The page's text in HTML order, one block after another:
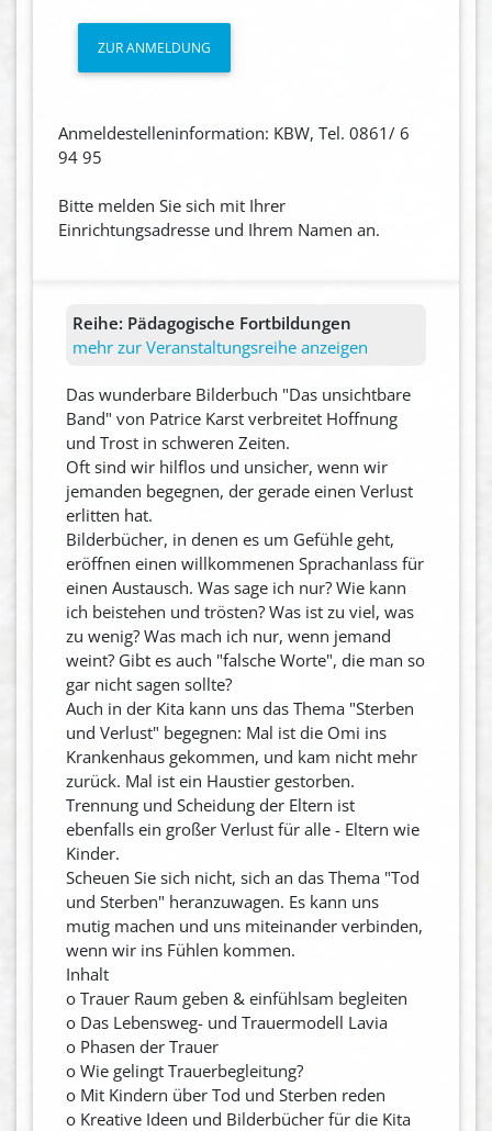
ZUR ANMELDUNG
Anmeldestelleninformation: KBW, Tel. 0861/ 6
94 95
Bitte melden Sie sich mit Ihrer
Einrichtungsadresse und Ihrem Namen an.
Reihe: Pädagogische Fortbildungen
mehr zur Veranstaltungsreihe anzeigen
Das wunderbare Bilderbuch "Das unsichtbare
Band" von Patrice Karst verbreitet Hoffnung
und Trost in schweren Zeiten.
Oft sind wir hilflos und unsicher, wenn wir
jemanden begegnen, der gerade einen Verlust
erlitten hat.
Bilderbücher, in denen es um Gefühle geht,
eröffnen einen willkommenen Sprachanlass für
einen Austausch. Was sage ich nur? Wie kann
ich beistehen und trösten? Was ist zu viel, was
zu wenig? Was mach ich nur, wenn jemand
weint? Gibt es auch "falsche Worte", die man so
gar nicht sagen sollte?
Auch in der Kita kann uns das Thema "Sterben
und Verlust" begegnen: Mal ist die Omi ins
Krankenhaus gekommen, und kam nicht mehr
zurück. Mal ist ein Haustier gestorben.
Trennung und Scheidung der Eltern ist
ebenfalls ein großer Verlust für alle - Eltern wie
Kinder.
Scheuen Sie sich nicht, sich an das Thema "Tod
und Sterben" heranzuwagen. Es kann uns
mutig machen und uns miteinander verbinden,
wenn wir ins Fühlen kommen.
Inhalt
o Trauer Raum geben & einfühlsam begleiten
o Das Lebensweg- und Trauermodell Lavia
o Phasen der Trauer
o Wie gelingt Trauerbegleitung?
o Mit Kindern über Tod und Sterben reden
o Kreative Ideen und Bilderbücher für die Kita